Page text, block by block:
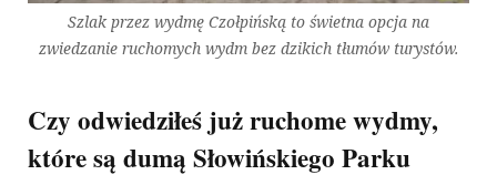
Szlak przez wydmę Czołpińską to świetna opcja na
zwiedzanie ruchomych wydm bez dzikich tłumów turystów.
Czy odwiedziłeś już ruchome wydmy,
które są dumą Słowińskiego Parku